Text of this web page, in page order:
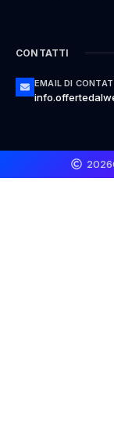
CONTATTI
EMAIL DI
2026